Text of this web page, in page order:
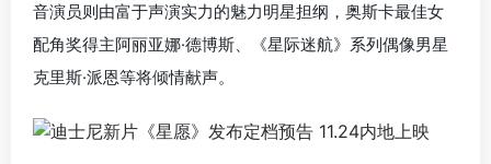
音演员则由富于声演实力的魅力明星担纲，奥斯卡最佳女
配角奖得主阿丽亚娜·德博斯、《星际迷航》系列偶像男星
克里斯·派恩等将倾情献声。